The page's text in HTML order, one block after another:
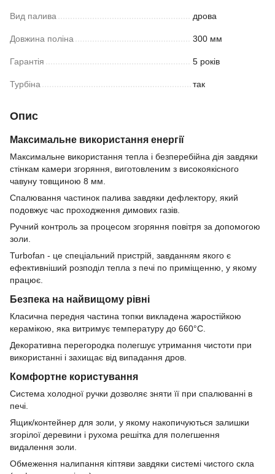
Вид палива дрова
Довжина поліна 300 мм
Гарантія 5 років
Турбіна так
Опис
Максимальне використання енергії
Максимальне використання тепла і безперебійна дія завдяки
стінкам камери згоряння, виготовленим з високоякісного
чавуну товщиною 8 мм.
Спалювання частинок палива завдяки дефлектору, який
подовжує час проходження димових газів.
Ручний контроль за процесом згоряння повітря за допомогою
золи.
Turbofan - це спеціальний пристрій, завданням якого є
ефективніший розподіл тепла з печі по приміщенню, у якому
працює.
Безпека на найвищому рівні
Класична передня частина топки викладена жаростійкою
керамікою, яка витримує температуру до 660°C.
Декоративна перегородка полегшує утримання чистоти при
використанні і захищає від випадання дров.
Комфортне користування
Система холодної ручки дозволяє зняти її при спалюванні в
печі.
Ящик/контейнер для золи, у якому накопичуються залишки
згорілої деревини і рухома решітка для полегшення
видалення золи.
Обмеження налипання кіптяви завдяки системі чистого скла